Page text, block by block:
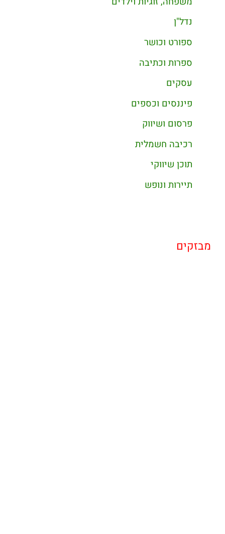
נדל"ן
ספורט וכושר
ספרות וכתיבה
עסקים
פיננסים וכספים
פרסום ושיווק
רכיבה חשמלית
תוכן שיווקי
תיירות ונופש
מבזקים